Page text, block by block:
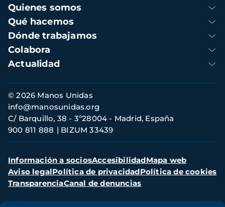
Navegación
principal
Quienes somos
Qué hacemos
Dónde trabajamos
Colabora
Actualidad
Información
de
contacto
© 2026 Manos Unidas
C/ Barquillo, 38 - 3º28004 - Madrid, España
900 811 888
BIZUM 33439
info@manosunidas.org
Menú
secundario
Información a sociosAccesibilidadMapa web
Aviso legalPolítica de privacidadPolítica de cookies
TransparenciaCanal de denuncias